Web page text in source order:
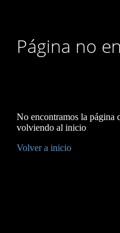
Página no
No encontramos la página
volviendo al inicio
Volver a inicio